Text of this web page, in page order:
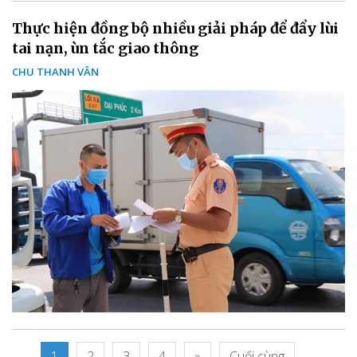
Thực hiện đồng bộ nhiều giải pháp để đẩy lùi
tai nạn, ùn tắc giao thông
CHU THANH VÂN